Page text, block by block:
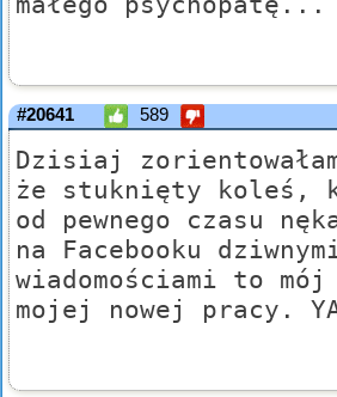
#20641 589
Dzisiaj
że stuknięty koleś,
od pewnego czasu
na Facebooku
wiadomościami to mój
mojej nowej pracy.